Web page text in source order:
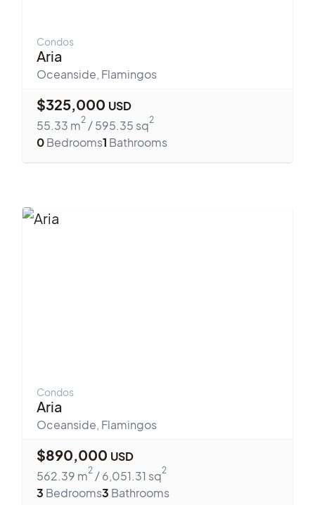
Condos
Aria
Oceanside, Flamingos
$325,000 USD
55.33 m2 /595.35 sq2
0Bedrooms1 Bathrooms
Condos
Aria
Oceanside, Flamingos
$890,000 USD
562.39 m2 /6,051.31 sq2
3 Bedrooms3 Bathrooms